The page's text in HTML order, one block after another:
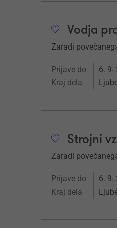
Vodja
Zaradi
Prijave do 6. 9.
Kraj dela
Strojni
Zaradi
Prijave do 6. 9.
Kraj dela